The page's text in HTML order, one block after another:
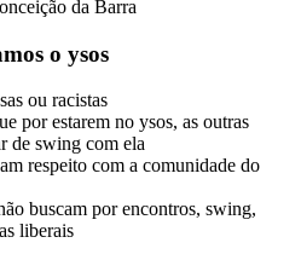
da Barra
o ysos
ou racistas
por estarem no ysos, as outras
de swing com ela
respeito com a comunidade do
buscam por encontros, swing,
liberais